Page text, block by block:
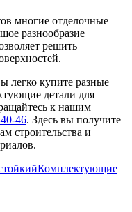
многие отделочные
разнообразие
решить
легко купите разные
детали для
к нашим
46. Здесь вы получите
строительства и
Комплектующие